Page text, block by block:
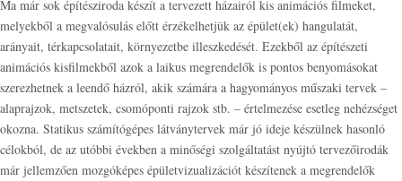
Ma már sok építésziroda készít a tervezett házairól kis animációs filmeket,
melyekből a megvalósulás előtt érzékelhetjük az épület(ek) hangulatát,
arányait, térkapcsolatait, környezetbe illeszkedését. Ezekből az építészeti
animációs kisfilmekből azok a laikus megrendelők is pontos benyomásokat
szerezhetnek a leendő házról, akik számára a hagyományos műszaki tervek –
alaprajzok, metszetek, csomóponti rajzok stb. – értelmezése esetleg nehézséget
okozna. Statikus számítógépes látványtervek már jó ideje készülnek hasonló
célokból, de az utóbbi években a minőségi szolgáltatást nyújtó tervezőirodák
már jellemzően mozgóképes épületvizualizációt készítenek a megrendelők